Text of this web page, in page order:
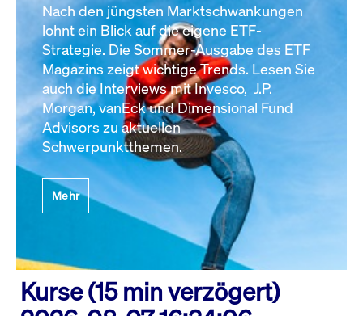
Nach den jüngsten Marktschwankungen
lohnt ein Blick auf die eigene ETF-
Strategie. Die Sommer-Ausgabe des ETF
Magazins zeigt wichtige Trends. Lesen Sie
auch die Interviews mit Invesco, J.P.
Morgan, vanEck und Dimensional Fund
Advisors zu aktuellen
Schwerpunktthemen.
Mehr
Kurse (15 min verzögert)